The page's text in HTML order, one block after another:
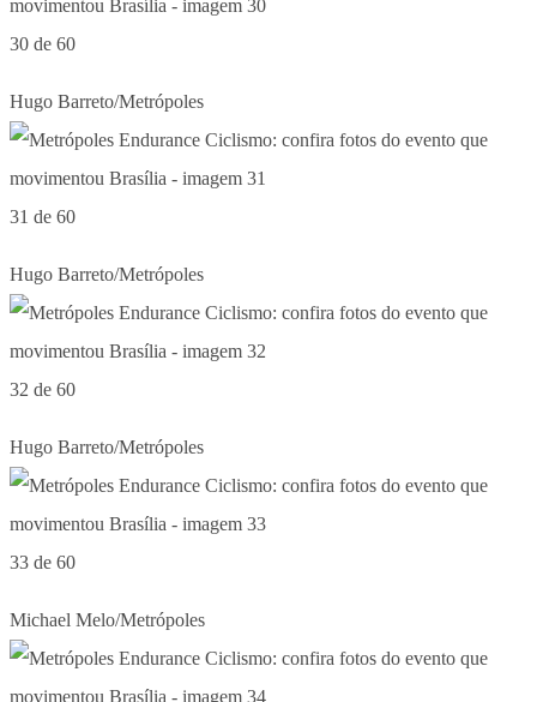
30 de 60
Hugo Barreto/Metrópoles
31 de 60
Hugo Barreto/Metrópoles
32 de 60
Hugo Barreto/Metrópoles
33 de 60
Michael Melo/Metrópoles